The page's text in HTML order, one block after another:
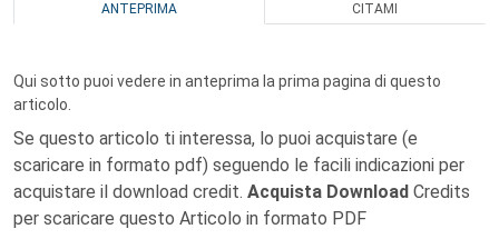
ANTEPRIMA CITAMI
Qui sotto puoi vedere in anteprima la prima pagina di questo
articolo.
Se questo articolo ti interessa, lo puoi acquistare (e
scaricare in formato pdf) seguendo le facili indicazioni per
acquistare il download credit. Acquista Download Credits
per scaricare questo Articolo in formato PDF